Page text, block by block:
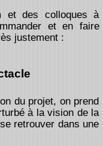
et des colloques à
et en faire
justement :
du projet, on prend
à la vision de la
retrouver dans une